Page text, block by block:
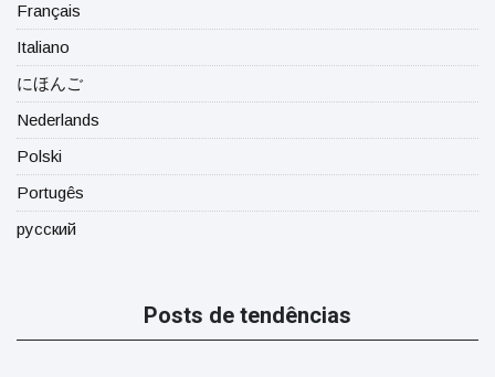
Français
Italiano
にほんご
Nederlands
Polski
Portugês
русский
Posts de tendências